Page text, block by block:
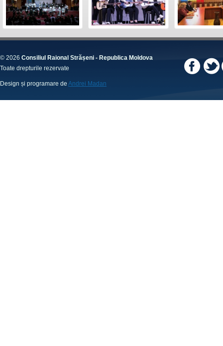
© 2026 Consiliul Raional Strășeni - Republica Moldova
Toate drepturile rezervate
Design și programare de Andrei Madan